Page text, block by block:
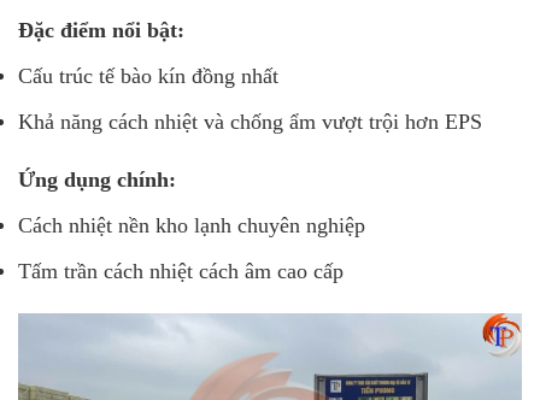
Đặc điểm nổi bật:
Cấu trúc tế bào kín đồng nhất
Khả năng cách nhiệt và chống ẩm vượt trội hơn EPS
Ứng dụng chính:
Cách nhiệt nền kho lạnh chuyên nghiệp
Tấm trần cách nhiệt cách âm cao cấp